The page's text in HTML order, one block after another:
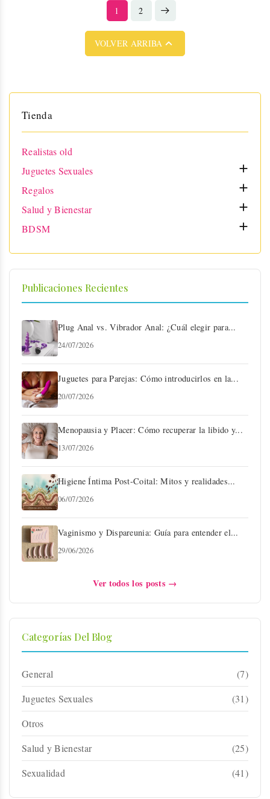
1
2
VOLVER ARRIBA 
Tienda
Realistas old
Juguetes Sexuales

Regalos 
Salud y Bienestar 
BDSM 
Publicaciones Recientes
Plug Anal vs. Vibrador Anal: ¿Cuál elegir para...
24/07/2026
Juguetes para Parejas: Cómo introducirlos en la...
20/07/2026
Menopausia y Placer: Cómo recuperar la libido y...
13/07/2026
Higiene Íntima Post-Coital: Mitos y realidades...
06/07/2026
Vaginismo y Dispareunia: Guía para entender el...
29/06/2026
Ver todos los posts →
Categorías Del Blog
General
(7)
Juguetes Sexuales
(31)
Otros
Salud y Bienestar
(25)
Sexualidad
(41)